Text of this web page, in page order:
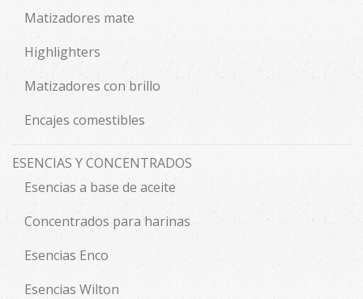
Matizadores mate
Highlighters
Matizadores con brillo
Encajes comestibles
ESENCIAS Y CONCENTRADOS
Esencias a base de aceite
Concentrados para harinas
Esencias Enco
Esencias Wilton